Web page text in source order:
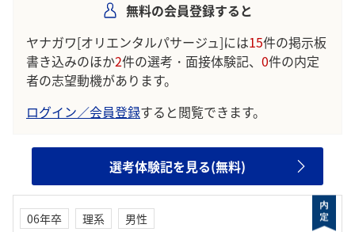
無料の会員登録すると
ヤナガワ[オリエンタルパサージュ]には15件の掲示板
書き込みのほか2件の選考・面接体験記、 0件の内定
者の志望動機があります。
ログイン／会員登録すると閲覧できます。
選考体験記を見る(無料)
06年卒 理系
男性